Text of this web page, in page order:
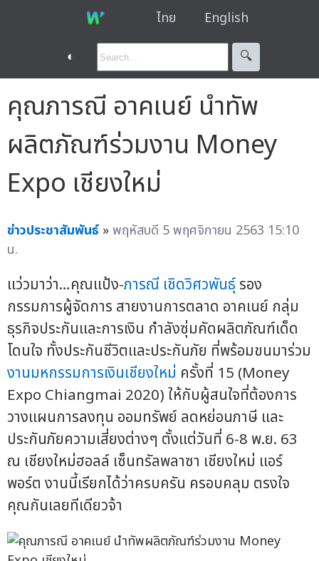
ไทย English
◐ 🔍︎
คุณภารณี อาคเนย์ นำทัพ
ผลิตภัณฑ์ร่วมงาน Money
Expo เชียงใหม่
ข่าวประชาสัมพันธ์ »พฤหัสบดี 5 พฤศจิกายน 2563 15:10
น.
แว่วมาว่า…คุณแป้ง-ภารณี เชิดวิศวพันธุ์รอง
กรรมการผู้จัดการ สายงานการตลาด อาคเนย์ กลุ่ม
ธุรกิจประกันและการเงิน กำลังซุ่มคัดผลิตภัณฑ์เด็ด
โดนใจ ทั้งประกันชีวิตและประกันภัย ที่พร้อมขนมาร่วม
งานมหกรรมการเงินเชียงใหม่ ครั้งที่ 15 (Money
Expo Chiangmai 2020) ให้กับผู้สนใจที่ต้องการ
วางแผนการลงทุน ออมทรัพย์ ลดหย่อนภาษี และ
ประกันภัยความเสี่ยงต่างๆ ตั้งแต่วันที่ 6-8 พ.ย. 63
ณ เชียงใหม่ฮอลล์ เซ็นทรัลพลาซา เชียงใหม่ แอร์
พอร์ต งานนี้เรียกได้ว่าครบครัน ครอบคลุม ตรงใจ
คุณกันเลยทีเดียวจ้า